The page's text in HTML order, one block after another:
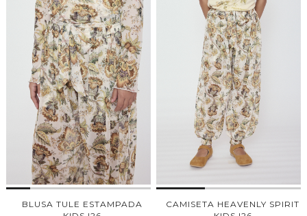
BLUSA TULE ESTAMPADA
CAMISETA HEAVENLY SPIRIT